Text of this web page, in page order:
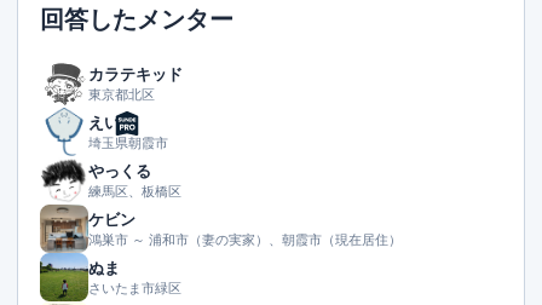
この回答を読むには会員登録が必要です
（文字数：1533文字）
回答したメンター
カラテキッド
東京都北区
えい
埼玉県朝霞市
やっくる
練馬区、板橋区
ケビン
鴻巣市 ～ 浦和市（妻の実家）、朝霞市（現在居住）
ぬま
さいたま市緑区